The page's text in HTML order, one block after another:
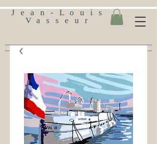
Jean-Louis
Vasseur